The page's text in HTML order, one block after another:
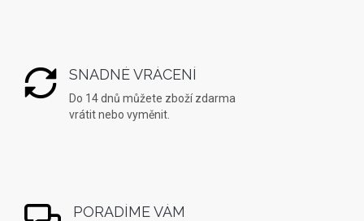
SNADNÉ VRÁCENÍ
Do 14 dnů můžete zboží zdarma
vrátit nebo vyměnit.
PORADÍME VÁM